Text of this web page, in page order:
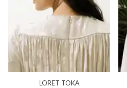
LORET TOKA